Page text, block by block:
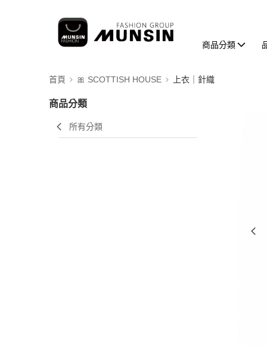
商品分類
首頁 🎀 SCOTTISH HOUSE 上衣｜針織
商品分類
所有分類